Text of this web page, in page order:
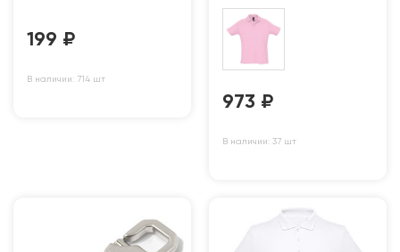
199 ₽
В наличии: 714 шт
973 ₽
В наличии: 37 шт